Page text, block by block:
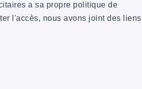
a sa propre politique de
l'accès, nous avons joint des liens